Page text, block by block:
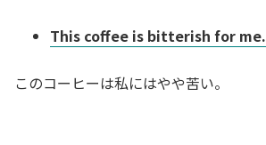
This coffee is bitterish for me.
このコーヒーは私にはやや苦い。